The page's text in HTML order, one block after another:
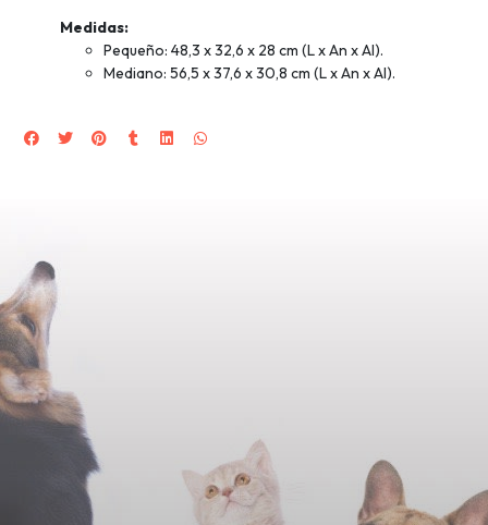
Medidas:
Pequeño: 48,3 x 32,6 x 28 cm (L x An x Al).
Mediano: 56,5 x 37,6 x 30,8 cm (L x An x Al).